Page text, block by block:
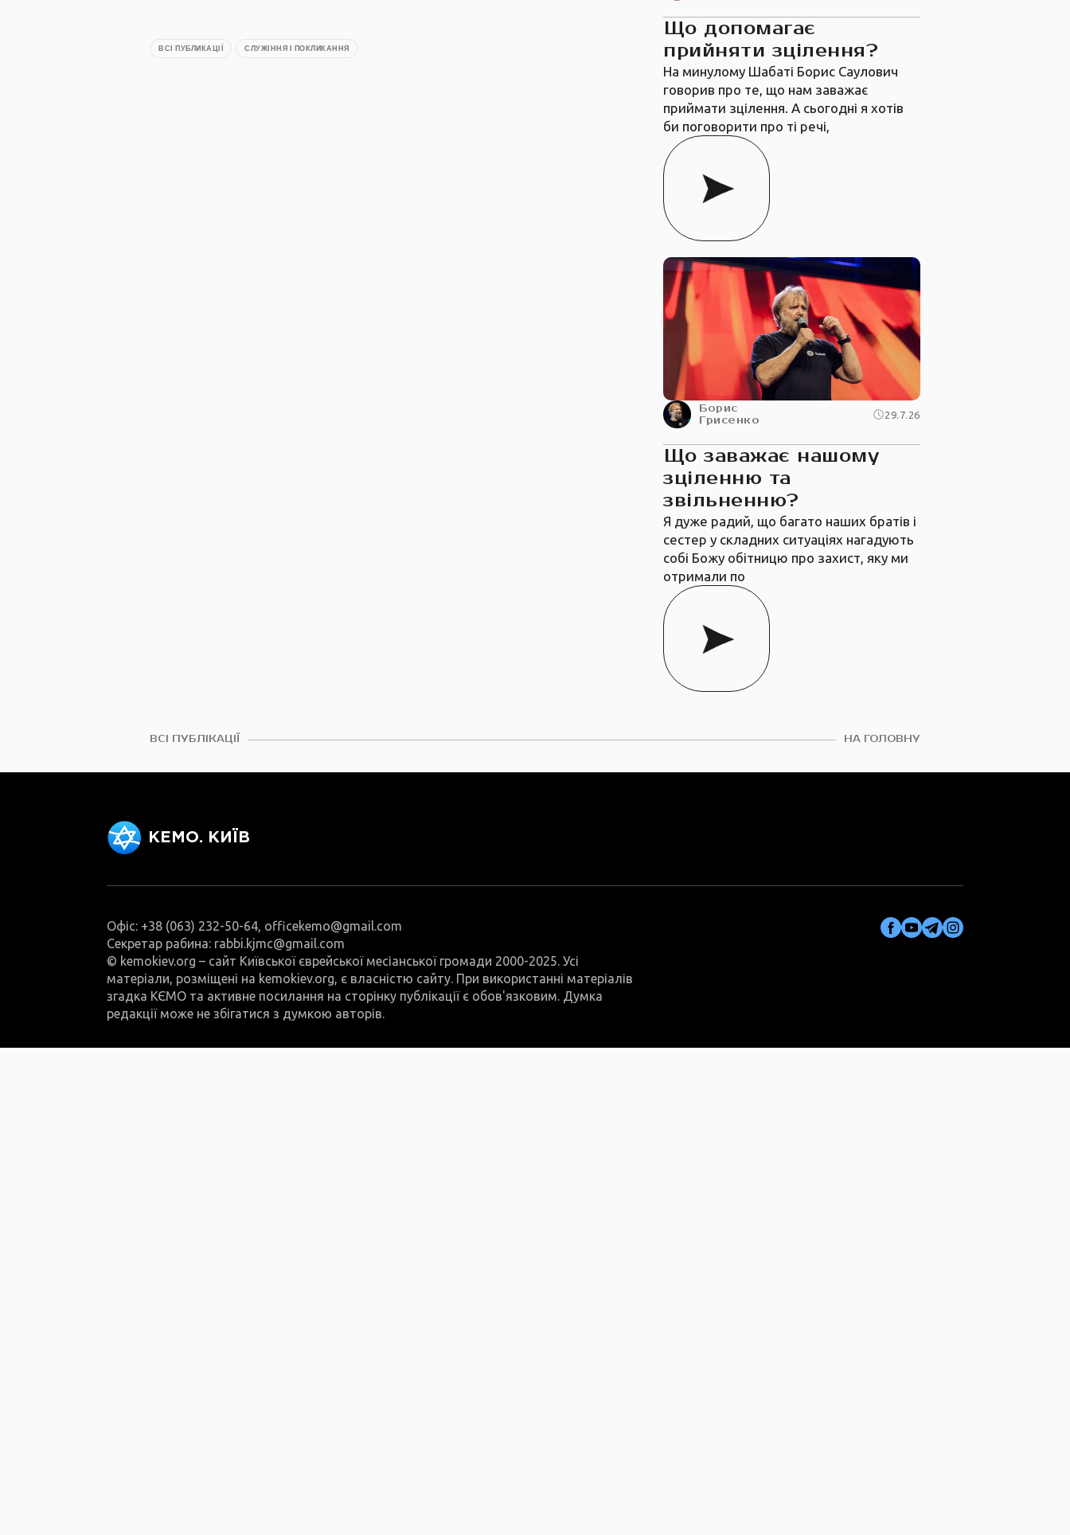
ВСІ ПУБЛИКАЦІЇ СЛУЖІННЯ І ПОКЛИКАННЯ
Що допомагає
прийняти зцілення?
На минулому Шабаті Борис Саулович
говорив про те, що нам заважає
приймати зцілення. А сьогодні я хотів
би поговорити про ті речі,
Борис
Грисенко
29.7.26
Що заважає нашому
зціленню та
звільненню?
Я дуже радий, що багато наших братів і
сестер у складних ситуаціях нагадують
собі Божу обітницю про захист, яку ми
отримали по
ВСІ ПУБЛІКАЦІЇ НА ГОЛОВНУ
КЕМО. КИЇВ
Офіс: +38 (063) 232-50-64, officekemo@gmail.com
Секретар рабина: rabbi.kjmc@gmail.com
© kemokiev.org – сайт Київської єврейської месіанської громади 2000-2025. Усі
матеріали, розміщені на kemokiev.org, є власністю сайту. При використанні матеріалів
згадка КЄМО та активне посилання на сторінку публікації є обов'язковим. Думка
редакції може не збігатися з думкою авторів.